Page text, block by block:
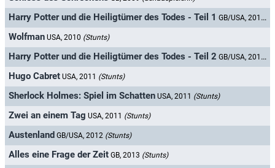
Harry Potter und die Heiligtümer des Todes - Teil 1 GB/USA, 2010
Wolfman USA, 2010 (Stunts)
Harry Potter und die Heiligtümer des Todes - Teil 2 GB/USA, 2011
Hugo Cabret USA, 2011 (Stunts)
Sherlock Holmes: Spiel im Schatten USA, 2011 (Stunts)
Zwei an einem Tag USA, 2011 (Stunts)
Austenland GB/USA, 2012 (Stunts)
Alles eine Frage der Zeit GB, 2013 (Stunts)